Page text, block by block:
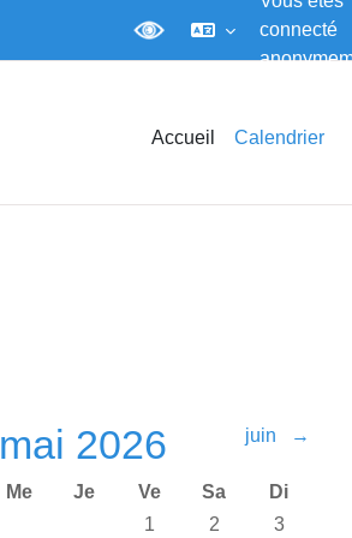
connecté
Accueil Calendrier
mai 2026 juin →
Mercredi
Me Jeudi
Je Vendredi
Ve Samedi
Sa
Di
No events, vendredi 1 mai
1 No events,
2 No
3